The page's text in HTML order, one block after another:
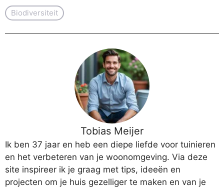
Biodiversiteit
Tobias Meijer
Ik ben 37 jaar en heb een diepe liefde voor tuinieren
en het verbeteren van je woonomgeving. Via deze
site inspireer ik je graag met tips, ideeën en
projecten om je huis gezelliger te maken en van je